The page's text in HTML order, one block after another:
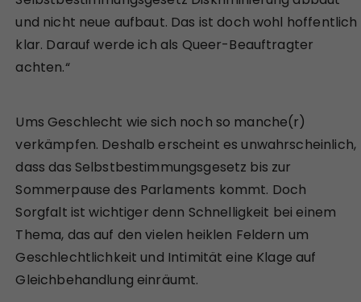
und nicht neue aufbaut. Das ist doch wohl hoffentlich
klar. Darauf werde ich als Queer-Beauftragter
achten.“
Ums Geschlecht wie sich noch so manche(r)
verkämpfen. Deshalb erscheint es unwahrscheinlich,
dass das Selbstbestimmungsgesetz bis zur
Sommerpause des Parlaments kommt. Doch
Sorgfalt ist wichtiger denn Schnelligkeit bei einem
Thema, das auf den vielen heiklen Feldern um
Geschlechtlichkeit und Intimität eine Klage auf
Gleichbehandlung einräumt.